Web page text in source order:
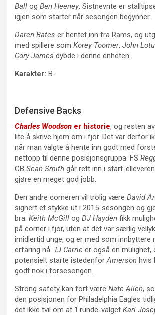
Ball og Ben Heeney. Sistnevnte er
igjen som starter når sesongen begynner.
Daren Bates er hentet inn fra Rams, og
med spillere som Korey Toomer, John
Cory James dybde i denne enheten.
Karakter: B-
Defensive Backs
Charles Woodson er historie, og resten
lite å skrive hjem om i fjor. Det var derfor
når man valgte å hente inn godt med
nettopp til denne posisjonsgruppa. FS
CB Sean Smith går rett inn i start-
gjøre en meget god jobb.
Den andre corneren vil trolig være David
signert et stykke ut i 2015-sesongen og
bra. Keith McGill og DJ Hayden fikk
på corner i fjor, uten at det var særlig
imidlertid unge, og er med som innbyttere
erfaring nå. TJ Carrie er også en mulighet,
potensielt starte istedenforAmerson hvis
godt nok i forsesongen.
Strong safety kan fort være Nate Allen,
den posisjonen for Philadelphia Eagles
det ikke tvil om at 1.runde-valget Karl